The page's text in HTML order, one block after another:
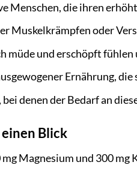
Menschen, die ihren
Muskelkrämpfen oder
müde und erschöpft
Ernährung,
denen der Bedarf an
Blick
Magnesium und 300 mg